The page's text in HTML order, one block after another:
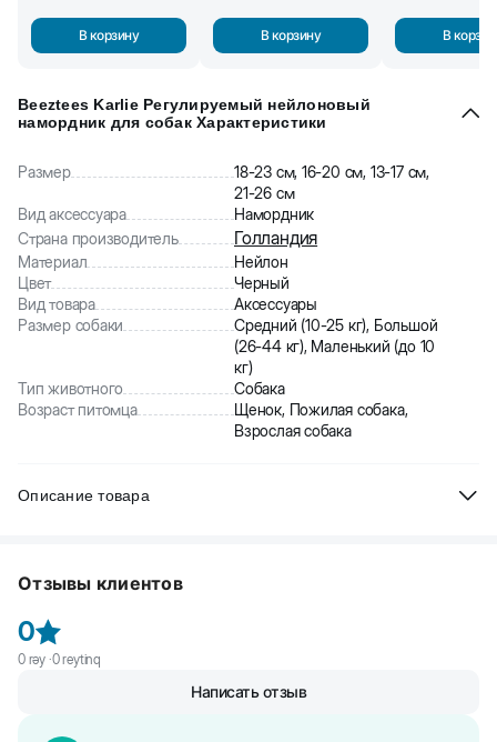
В корзину В корзину В
Beeztees Karlie Регулируемый нейлоновый
намордник для собак Характеристики
Размер
18-23 см, 16-20 см, 13-17 см,
21-26 см
Вид аксессуара
Намордник
Страна производитель
Голландия
Материал
Нейлон
Цвет
Черный
Вид товара
Аксессуары
Размер собаки
Средний (10-25 кг), Большой
(26-44 кг), Маленький (до 10
кг)
Тип животного
Собака
Возраст питомца
Щенок, Пожилая собака,
Взрослая собака
Описание товара
Легкий и удобный. Ремешок регулируется. Можно стирать при
Отзывы клиентов
0
0rəy ·0reytinq
Написать отзыв